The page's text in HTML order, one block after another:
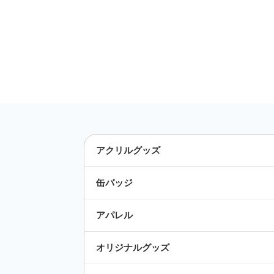
アクリルグッズ
缶バッジ
アパレル
オリジナルグッズ